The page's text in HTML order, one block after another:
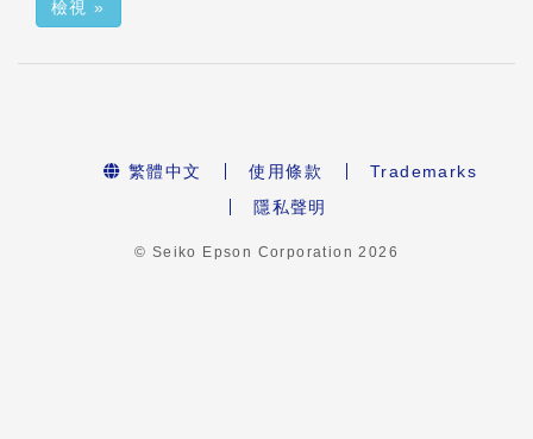
檢視 »
繁體中文 使用條款
Trademarks
隱私聲明
© Seiko Epson Corporation2026